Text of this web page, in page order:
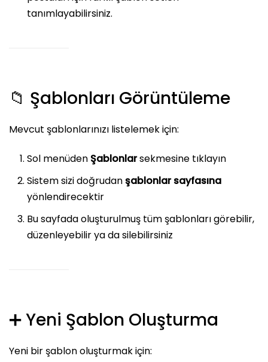
tanımlayabilirsiniz.
📁 Şablonları Görüntüleme
Mevcut şablonlarınızı listelemek için:
Sol menüden Şablonlarsekmesine tıklayın
Sistem sizi doğrudanşablonlar sayfasına
yönlendirecektir
Bu sayfada oluşturulmuş tüm şablonları görebilir,
düzenleyebilir ya da silebilirsiniz
➕ Yeni Şablon Oluşturma
Yeni bir şablon oluşturmak için: